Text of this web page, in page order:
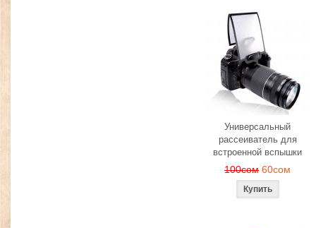
Универсальный
рассеиватель для
встроенной вспышки
100сом 60сом